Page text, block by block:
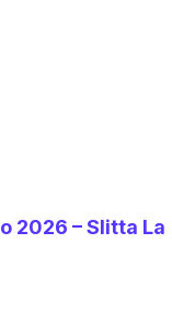
2026 – Slitta La